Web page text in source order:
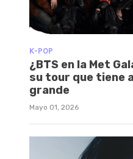
K-POP
¿BTS en la Met
su tour que tiene
grande
Mayo 01, 2026